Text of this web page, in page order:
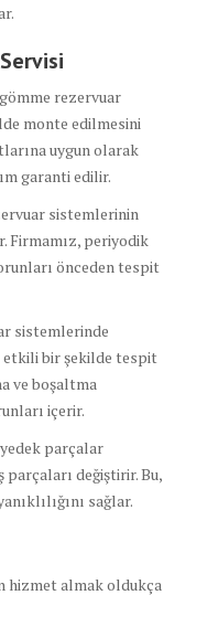
rezervuar
monte edilmesini
uygun olarak
garanti edilir.
sistemlerinin
Firmamız, periyodik
önceden tespit
sistemlerinde
etkili bir şekilde tespit
ve boşaltma
içerir.
parçalar
parçaları değiştirir. Bu,
sağlar.
hizmet almak oldukça